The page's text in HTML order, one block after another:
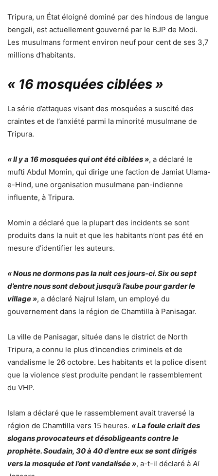
Tripura, un État éloigné dominé par des hindous de langue
bengali, est actuellement gouverné par le BJP de Modi.
Les musulmans forment environ neuf pour cent de ses 3,7
millions d’habitants.
« 16 mosquées ciblées »
La série d’attaques visant des mosquées a suscité des
craintes et de l’anxiété parmi la minorité musulmane de
Tripura.
« Il y a 16 mosquées qui ont été ciblées », a déclaré le
mufti Abdul Momin, qui dirige une faction de Jamiat Ulama-
e-Hind, une organisation musulmane pan-indienne
influente, à Tripura.
Momin a déclaré que la plupart des incidents se sont
produits dans la nuit et que les habitants n’ont pas été en
mesure d’identifier les auteurs.
« Nous ne dormons pas la nuit ces jours-ci. Six ou sept
d’entre nous sont debout jusqu’à l’aube pour garder le
village », a déclaré Najrul Islam, un employé du
gouvernement dans la région de Chamtilla à Panisagar.
La ville de Panisagar, située dans le district de North
Tripura, a connu le plus d’incendies criminels et de
vandalisme le 26 octobre. Les habitants et la police disent
que la violence s’est produite pendant le rassemblement
du VHP.
Islam a déclaré que le rassemblement avait traversé la
région de Chamtilla vers 15 heures. « La foule criait des
slogans provocateurs et désobligeants contre le
prophète. Soudain, 30 à 40 d’entre eux se sont dirigés
vers la mosquée et l’ont vandalisée », a-t-il déclaré à Al